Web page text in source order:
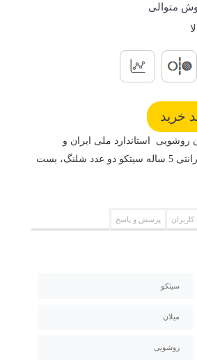
متوالی
روشویی استاندارد ملی ایران و
استاندارد CE اروپا گارانتی 5 ساله سیتکو دو عدد شلنگ، بست
پرسش و پاسخ
سیتکو
میلان
روشویی